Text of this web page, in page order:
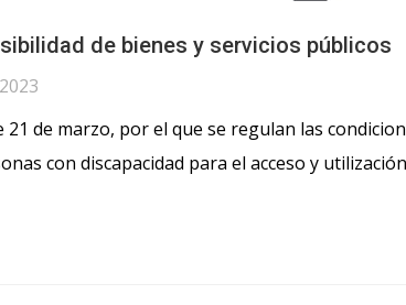
de bienes y servicios públicos
21 de marzo, por el que se regulan las
con discapacidad para el acceso y